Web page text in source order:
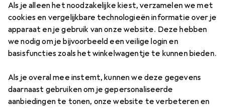
Als je alleen het noodzakelijke kiest, verzamelen we met
cookies en vergelijkbare technologieën informatie over je
apparaat en je gebruik van onze website. Deze hebben
we nodig om je bijvoorbeeld een veilige login en
basisfuncties zoals het winkelwagentje te kunnen bieden.
Als je overal mee instemt, kunnen we deze gegevens
daarnaast gebruiken om je gepersonaliseerde
aanbiedingen te tonen, onze website te verbeteren en
1 Afbeelding
3MPeltor geïntegreerde
Prijs in EUR inclusief BTW
EUR
19,90